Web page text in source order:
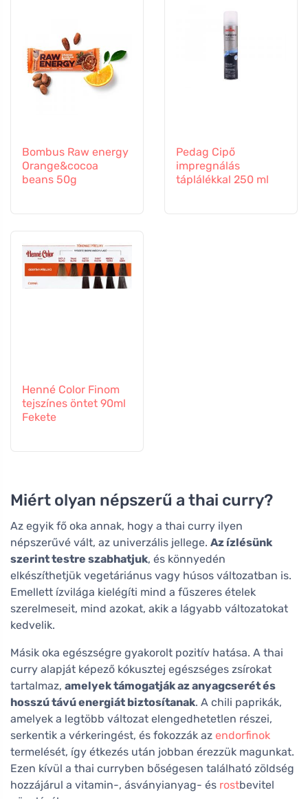
Bombus Raw energy
Orange&cocoa
beans 50g
Pedag Cipő
impregnálás
táplálékkal 250 ml
Henné Color Finom
tejszínes öntet 90ml
Fekete
Miért olyan népszerű a thai curry?
Az egyik fő oka annak, hogy a thai curry ilyen
népszerűvé vált, az univerzális jellege. Az ízlésünk
szerint testre szabhatjuk, és könnyedén
elkészíthetjük vegetáriánus vagy húsos változatban is.
Emellett ízvilága kielégíti mind a fűszeres ételek
szerelmeseit, mind azokat, akik a lágyabb változatokat
kedvelik.
Másik oka egészségre gyakorolt pozitív hatása. A thai
curry alapját képező kókusztej egészséges zsírokat
tartalmaz, amelyek támogatják az anyagcserét és
hosszú távú energiát biztosítanak. A chili paprikák,
amelyek a legtöbb változat elengedhetetlen részei,
serkentik a vérkeringést, és fokozzák az endorfinok
termelését, így étkezés után jobban érezzük magunkat.
Ezen kívül a thai curryben bőségesen található zöldség
hozzájárul a vitamin-, ásványianyag- és rostbevitel